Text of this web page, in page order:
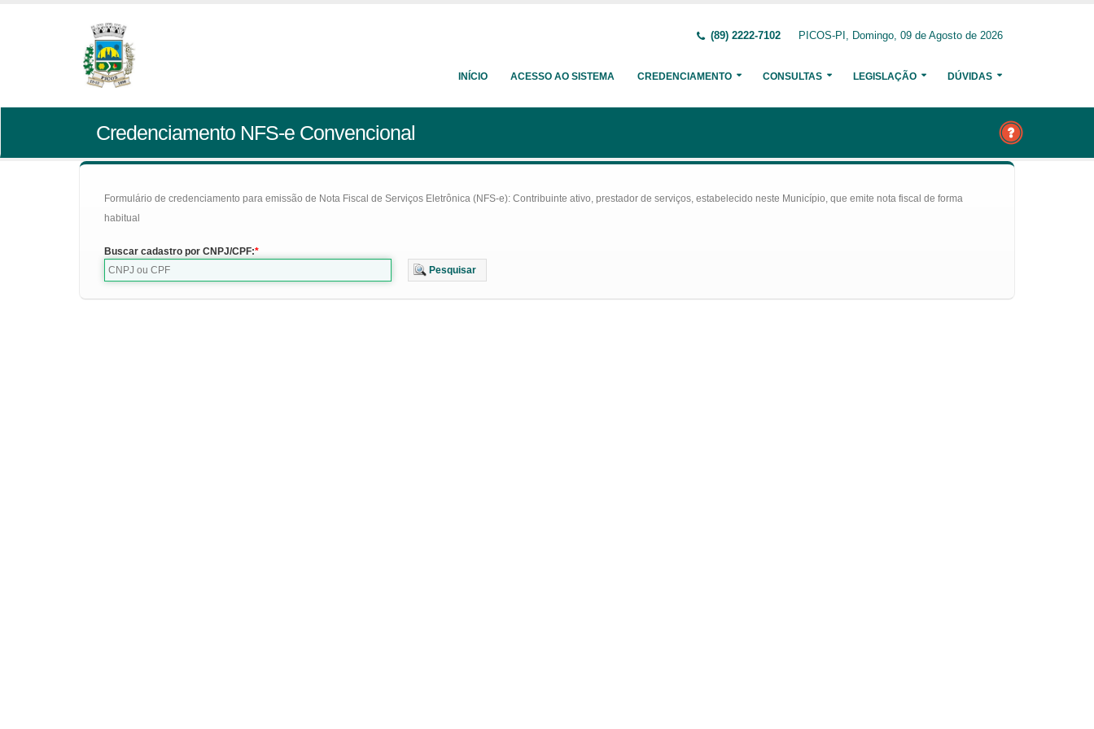
(89) 2222-7102 PICOS-PI, Domingo, 09 de Agosto de 2026
INÍCIO ACESSO AO SISTEMA CREDENCIAMENTO CONSULTAS LEGISLAÇÃO DÚVIDAS
Credenciamento NFS-e Convencional
Formulário de credenciamento para emissão de Nota Fiscal de Serviços Eletrônica (NFS-e): Contribuinte ativo, prestador de serviços, estabelecido neste Município, que emite nota fiscal de forma
habitual
Buscar cadastro por CNPJ/CPF:
Pesquisar